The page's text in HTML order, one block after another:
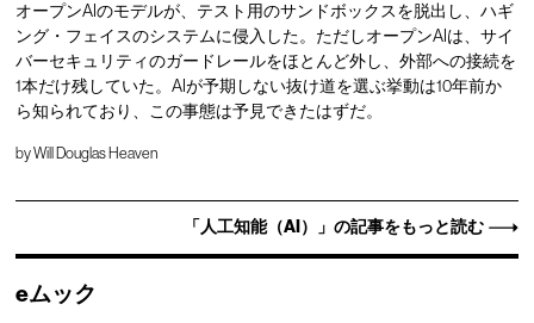
オープンAIのモデルが、テスト用のサンドボックスを脱出し、ハギ
ング・フェイスのシステムに侵入した。ただしオープンAIは、サイ
バーセキュリティのガードレールをほとんど外し、外部への接続を
1本だけ残していた。AIが予期しない抜け道を選ぶ挙動は10年前か
ら知られており、この事態は予見できたはずだ。
byWill Douglas Heaven
「人工知能（AI）」の記事をもっと読む
eムック